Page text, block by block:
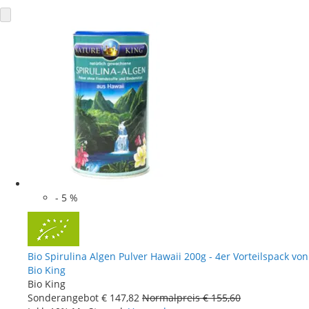
- 5 %
Bio Spirulina Algen Pulver Hawaii 200g - 4er Vorteilspack von
Bio King
Bio King
Sonderangebot € 147,82 Normalpreis € 155,60